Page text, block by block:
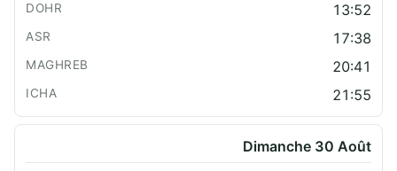
13:52
17:38
20:41
21:55
Dimanche 30 Août